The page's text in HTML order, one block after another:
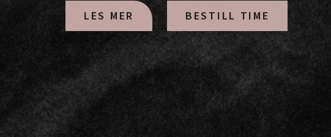
BESTILL TIME